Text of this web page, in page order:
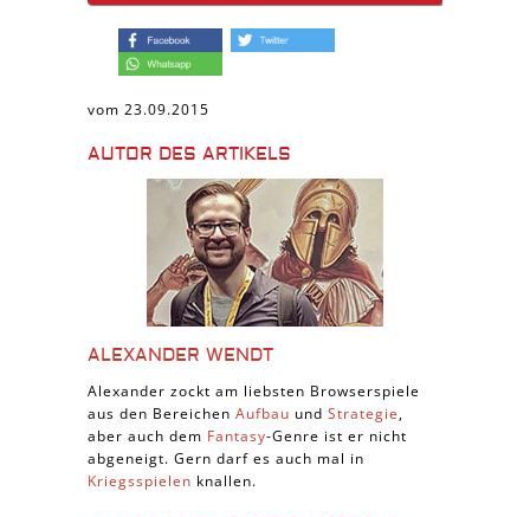
vom 23.09.2015
AUTOR DES ARTIKELS
ALEXANDER WENDT
Alexander zockt am liebsten Browserspiele
aus den Bereichen Aufbau und Strategie,
aber auch dem Fantasy-Genre ist er nicht
abgeneigt. Gern darf es auch mal in
Kriegsspielen knallen.